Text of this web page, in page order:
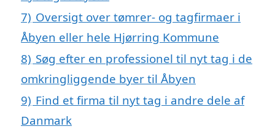
7) Oversigt over tømrer- og tagfirmaer i
Åbyen eller hele Hjørring Kommune
8) Søg efter en professionel til nyt tag i de
omkringliggende byer til Åbyen
9) Find et firma til nyt tag i andre dele af
Danmark